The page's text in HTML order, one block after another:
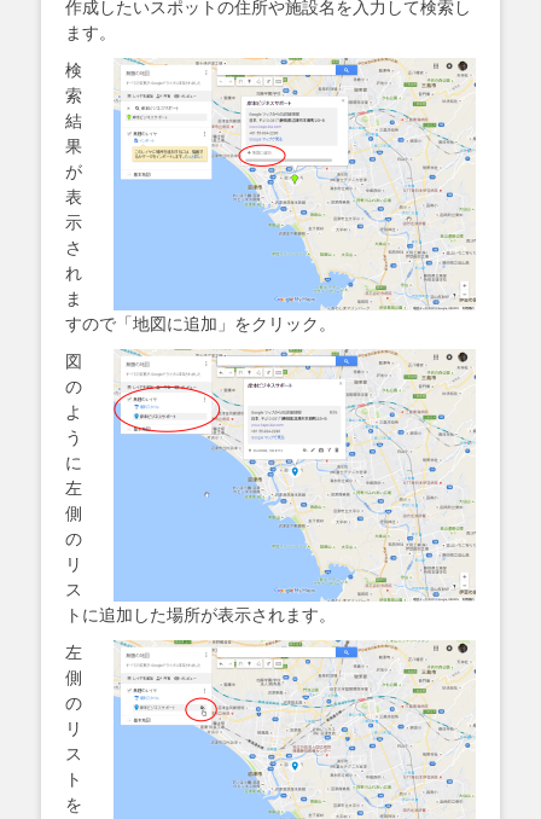
作成したいスポットの住所や施設名を入力して検索し
ます。
検
索
結
果
が
表
示
さ
れ
ま
すので「地図に追加」をクリック。
図
の
よ
う
に
左
側
の
リ
ス
トに追加した場所が表示されます。
左
側
の
リ
ス
ト
を